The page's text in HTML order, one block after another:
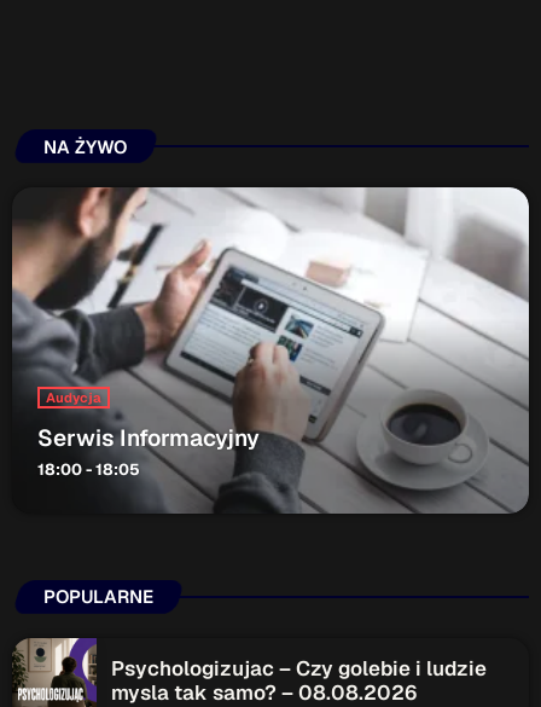
NA ŻYWO
Audycja
Serwis Informacyjny
18:00 - 18:05
POPULARNE
Psychologizujac – Czy golebie i ludzie
mysla tak samo? – 08.08.2026